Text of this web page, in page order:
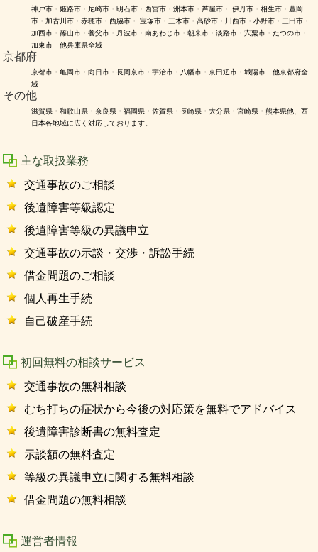
神戸市・姫路市・尼崎市・明石市・西宮市・洲本市・芦屋市・ 伊丹市・相生市・豊岡
市・加古川市・赤穂市・西脇市・ 宝塚市・三木市・高砂市・川西市・小野市・三田市・
加西市・篠山市・養父市・丹波市・南あわじ市・朝来市・淡路市・宍粟市・たつの市・
加東市 他兵庫県全域
京都府
京都市・亀岡市・向日市・長岡京市・宇治市・八幡市・京田辺市・城陽市 他京都府全
域
その他
滋賀県・和歌山県・奈良県・福岡県・佐賀県・長崎県・大分県・宮崎県・熊本県他、西
日本各地域に広く対応しております。
主な取扱業務
交通事故のご相談
後遺障害等級認定
後遺障害等級の異議申立
交通事故の示談・交渉・訴訟手続
借金問題のご相談
個人再生手続
自己破産手続
初回無料の相談サービス
交通事故の無料相談
むち打ちの症状から今後の対応策を無料でアドバイス
後遺障害診断書の無料査定
示談額の無料査定
等級の異議申立に関する無料相談
借金問題の無料相談
運営者情報